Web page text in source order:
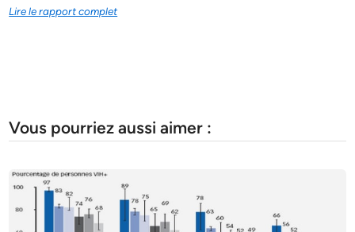
Lire le rapport complet
Vous pourriez aussi aimer :